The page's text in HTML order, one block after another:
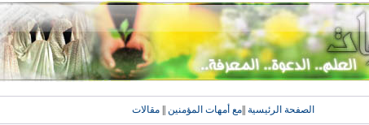
الصفحة الرئيسية مع أمهات المؤمنين مقالات